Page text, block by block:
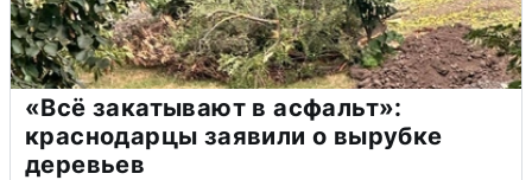
«Всё закатывают в асфальт»:
краснодарцы заявили о вырубке
деревьев